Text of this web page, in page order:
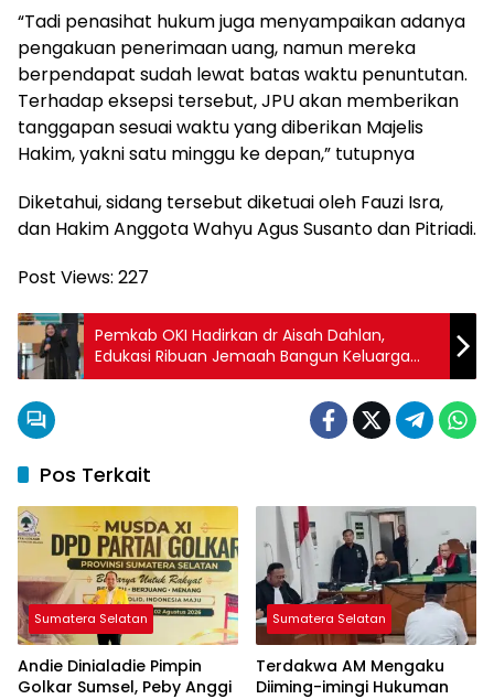
“Tadi penasihat hukum juga menyampaikan adanya
pengakuan penerimaan uang, namun mereka
berpendapat sudah lewat batas waktu penuntutan.
Terhadap eksepsi tersebut, JPU akan memberikan
tanggapan sesuai waktu yang diberikan Majelis
Hakim, yakni satu minggu ke depan,” tutupnya
Diketahui, sidang tersebut diketuai oleh Fauzi Isra,
dan Hakim Anggota Wahyu Agus Susanto dan Pitriadi.
Post Views: 227
Pemkab OKI Hadirkan dr Aisah Dahlan,
Edukasi Ribuan Jemaah Bangun Keluarga
Samawa
Pos Terkait
Sumatera Selatan
Andie Dinialadie Pimpin
Golkar Sumsel, Peby Anggi
Sumatera Selatan
Terdakwa AM Mengaku
Diiming-imingi Hukuman